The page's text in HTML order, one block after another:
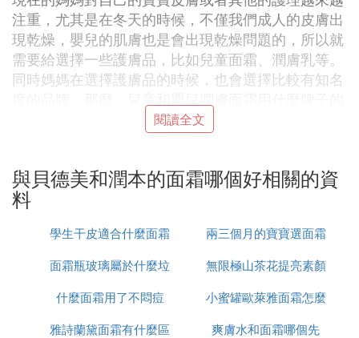
注重，尤其是在冬天的時候，不僅我們成人的皮膚出
現乾燥，嬰兒的肌膚也是會出現乾燥問題的，所以就
需要給選擇一些護膚品，比如兒童面霜、潤膚乳等。
同時媽媽在選擇護膚品的時候，也會選擇比較有知名
嬰兒的肌膚比較嬌嫩，不好的面霜容易影響寶寶的肌
膚健康。而妙思樂、艾維諾、強生、啟初、郁美凈這
效果也很不錯。其中郁美凈這個品牌是我們的國產品
牌，不僅產品好用而且價格也比較親民，很多媽媽一
般會給寶寶選擇這個品牌。強生雖然不是我們的國產
品牌，但是在國內也非常知名的嬰幼兒童品牌。除了
小孩子會用到其產品之外，有很多大人也會用到其產
閱讀全文
與貝德美和潤本的面霜哪個好相關的資
料
學生干皮適合什麼面霜
兩三個月的寶寶選面霜
怎麼選
面霜瓶玻璃屬於什麼垃
圾
無限極山茶花提亮素顏
霜怎麼樣
什麼面霜用了不悶痘
小蜜罐歐萊雅面霜怎麼
用
雅詩蘭黛面霜有什麼區
爽膚水和面霜哪個先